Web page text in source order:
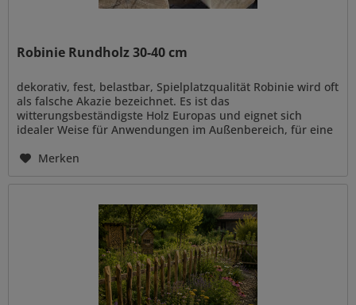
Robinie Rundholz 30-40 cm
dekorativ, fest, belastbar, Spielplatzqualität Robinie wird oft
als falsche Akazie bezeichnet. Es ist das
witterungsbeständigste Holz Europas und eignet sich
idealer Weise für Anwendungen im Außenbereich, für eine
Merken